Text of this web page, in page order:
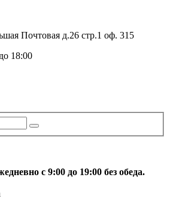
Почтовая д.26 стр.1 оф. 315
18:00
с 9:00 до 19:00 без обеда.